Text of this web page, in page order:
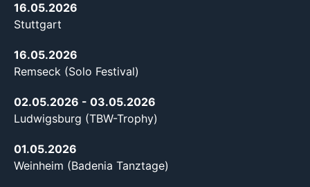
16.05.2026
Stuttgart
16.05.2026
Remseck (Solo Festival)
02.05.2026 - 03.05.2026
Ludwigsburg (TBW-Trophy)
01.05.2026
Weinheim (Badenia Tanztage)